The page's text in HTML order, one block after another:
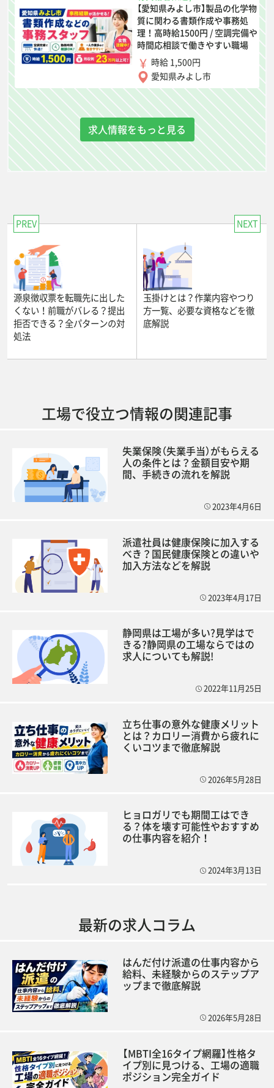
【愛知県みよし市】製品の化学物
質に関わる書類作成や事務処
理！高時給1500円 / 空調完備や
時間応相談で働きやすい職場
時給 1,500円
愛知県みよし市
求人情報をもっと見る
PREV
源泉徴収票を転職先に出した
くない！前職がバレる？提出
拒否できる？全パターンの対
処法
NEXT
玉掛けとは？作業内容やつり
方一覧、必要な資格などを徹
底解説
工場で役立つ情報の関連記事
失業保険（失業手当）がもらえる
人の条件とは？金額目安や期
間、手続きの流れを解説
2023年4月6日
派遣社員は健康保険に加入する
べき？国民健康保険との違いや
加入方法などを解説
2023年4月17日
静岡県は工場が多い?見学はで
きる?静岡県の工場ならではの
求人についても解説!
2022年11月25日
立ち仕事の意外な健康メリット
とは？カロリー消費から疲れに
くいコツまで徹底解説
2026年5月28日
ヒョロガリでも期間工はでき
る？体を壊す可能性やおすすめ
の仕事内容を紹介！
2024年3月13日
最新の求人コラム
はんだ付け派遣の仕事内容から
給料、未経験からのステップア
ップまで徹底解説
2026年5月28日
【MBTI全16タイプ網羅】性格タ
イプ別に見つける、工場の適職
ポジション完全ガイド